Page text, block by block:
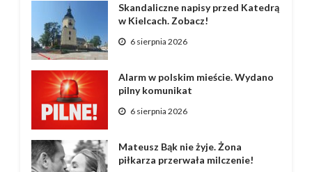
Skandaliczne napisy przed Katedrą
w Kielcach. Zobacz!
6 sierpnia 2026
Alarm w polskim mieście. Wydano
pilny komunikat
6 sierpnia 2026
Mateusz Bąk nie żyje. Żona
piłkarza przerwała milczenie!